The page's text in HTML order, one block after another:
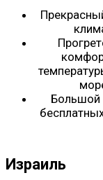
Израиль